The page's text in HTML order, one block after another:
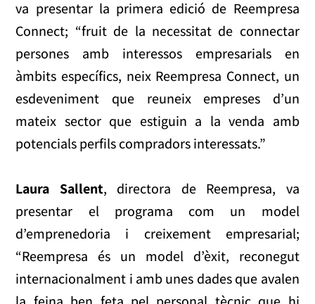
va presentar la primera edició de Reempresa
Connect; “fruit de la necessitat de connectar
persones amb interessos empresarials en
àmbits específics, neix Reempresa Connect, un
esdeveniment que reuneix empreses d’un
mateix sector que estiguin a la venda amb
potencials perfils compradors interessats.”
Laura Sallent, directora de Reempresa, va
presentar el programa com un model
d’emprenedoria i creixement empresarial;
“Reempresa és un model d’èxit, reconegut
internacionalment i amb unes dades que avalen